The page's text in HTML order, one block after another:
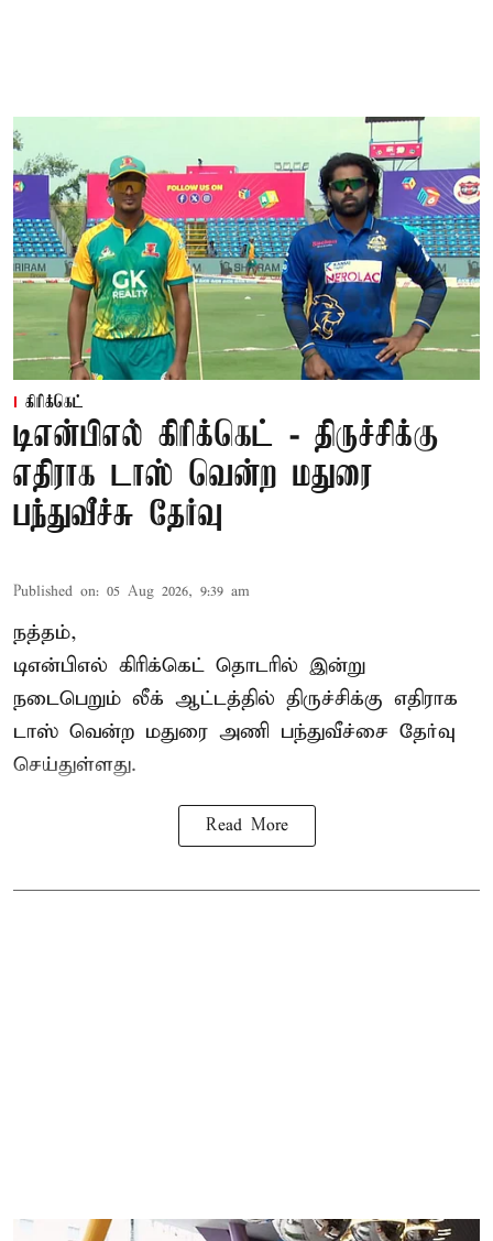
கிரிக்கெட்
டிஎன்பிஎல் கிரிக்கெட் - திருச்சிக்கு
எதிராக டாஸ் வென்ற மதுரை
பந்துவீச்சு தேர்வு
Published on: 05 Aug 2026, 9:39 am
நத்தம்,
டிஎன்பிஎல் கிரிக்கெட் தொடரில் இன்று
நடைபெறும் லீக் ஆட்டத்தில் திருச்சிக்கு எதிராக
டாஸ் வென்ற மதுரை அணி பந்துவீச்சை தேர்வு
செய்துள்ளது.
Read More